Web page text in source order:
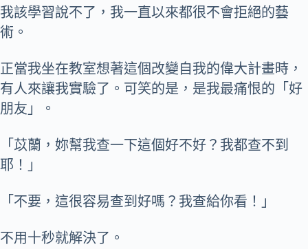
我該學習說不了，我一直以來都很不會拒絕的藝
術。
正當我坐在教室想著這個改變自我的偉大計畫時，
有人來讓我實驗了。可笑的是，是我最痛恨的「好
朋友」。
「苡蘭，妳幫我查一下這個好不好？我都查不到
耶！」
「不要，這很容易查到好嗎？我查給你看！」
不用十秒就解決了。